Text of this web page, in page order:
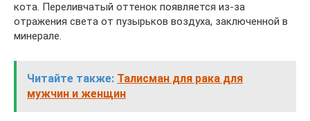
кота. Переливчатый оттенок появляется из-за
отражения света от пузырьков воздуха, заключенной в
минерале.
Читайте также: Талисман для рака для
мужчин и женщин